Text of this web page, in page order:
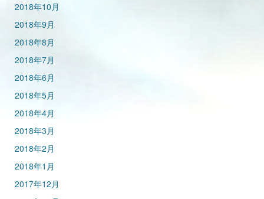
2018年10月
2018年9月
2018年8月
2018年7月
2018年6月
2018年5月
2018年4月
2018年3月
2018年2月
2018年1月
2017年12月